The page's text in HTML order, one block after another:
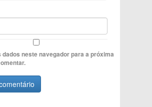
dados neste navegador para a próxima